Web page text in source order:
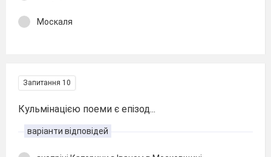
Москаля
Запитання 10
Кульмінацією поеми є епізод...
варіанти відповідей